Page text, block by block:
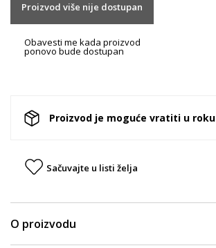
Proizvod više nije dostupan
Obavesti me kada proizvod
ponovo bude dostupan
Proizvod je moguće vratiti u roku
Sačuvajte u listi želja
O proizvodu